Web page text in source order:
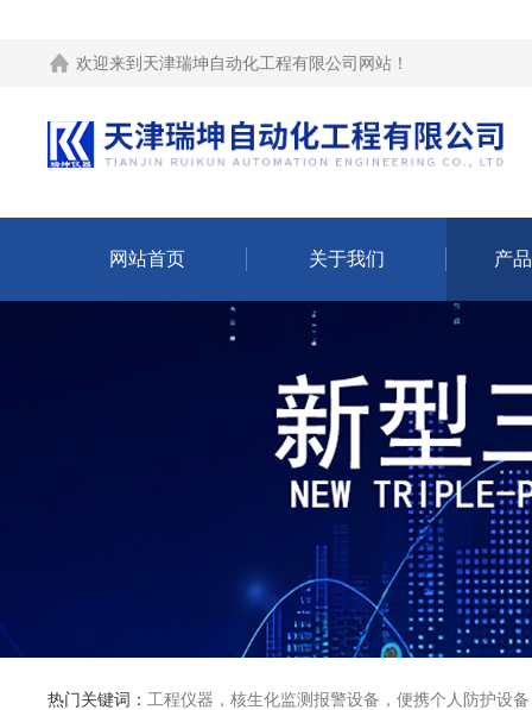
欢迎来到 天津瑞坤自动化工程有限公司网站 ！
网站首页 关于我们 产
热门关键词： 工程仪器，核生化监测报警设备，便携个人防护设